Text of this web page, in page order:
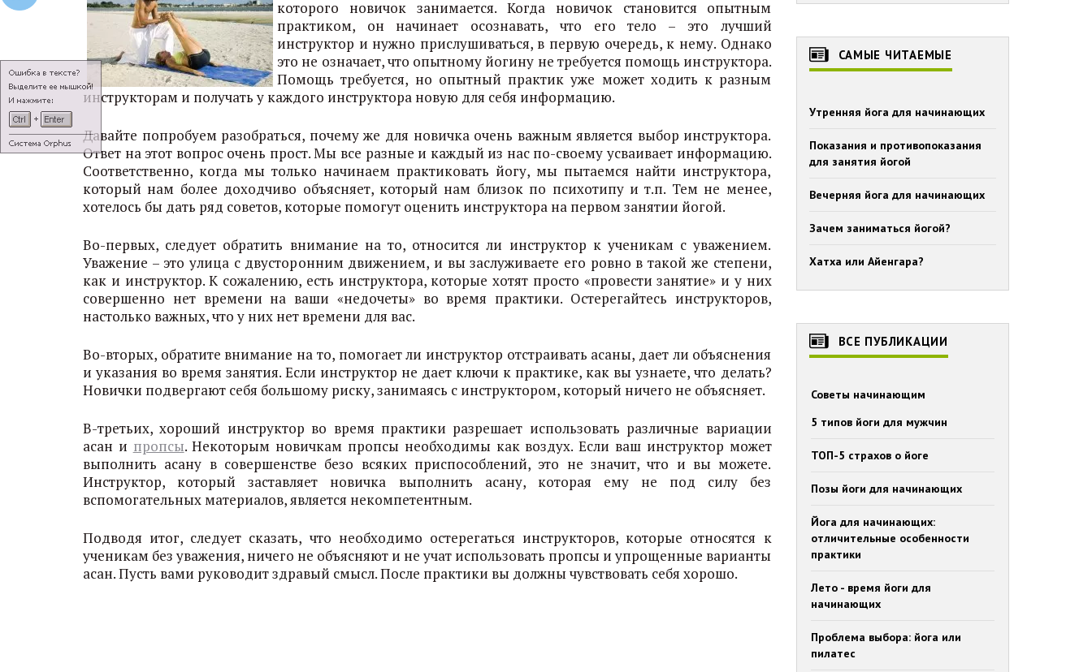
которого новичок занимается. Когда новичок становится опытным
практиком, он начинает осознавать, что его тело – это лучший
инструктор и нужно прислушиваться, в первую очередь, к нему. Однако
это не означает, что опытному йогину не требуется помощь инструктора.
Помощь требуется, но опытный практик уже может ходить к разным
инструкторам и получать у каждого инструктора новую для себя информацию.
Давайте попробуем разобраться, почему же для новичка очень важным является выбор инструктора.
Ответ на этот вопрос очень прост. Мы все разные и каждый из нас по-своему усваивает информацию.
Соответственно, когда мы только начинаем практиковать йогу, мы пытаемся найти инструктора,
который нам более доходчиво объясняет, который нам близок по психотипу и т.п. Тем не менее,
хотелось бы дать ряд советов, которые помогут оценить инструктора на первом занятии йогой.
Во-первых, следует обратить внимание на то, относится ли инструктор к ученикам с уважением.
Уважение – это улица с двусторонним движением, и вы заслуживаете его ровно в такой же степени,
как и инструктор. К сожалению, есть инструктора, которые хотят просто «провести занятие» и у них
совершенно нет времени на ваши «недочеты» во время практики. Остерегайтесь инструкторов,
настолько важных, что у них нет времени для вас.
Во-вторых, обратите внимание на то, помогает ли инструктор отстраивать асаны, дает ли объяснения
и указания во время занятия. Если инструктор не дает ключи к практике, как вы узнаете, что делать?
Новички подвергают себя большому риску, занимаясь с инструктором, который ничего не объясняет.
В-третьих, хороший инструктор во время практики разрешает использовать различные вариации
асан и пропсы. Некоторым новичкам пропсы необходимы как воздух. Если ваш инструктор может
выполнить асану в совершенстве безо всяких приспособлений, это не значит, что и вы можете.
Инструктор, который заставляет новичка выполнить асану, которая ему не под силу без
вспомогательных материалов, является некомпетентным.
Подводя итог, следует сказать, что необходимо остерегаться инструкторов, которые относятся к
ученикам без уважения, ничего не объясняют и не учат использовать пропсы и упрощенные варианты
асан. Пуcть вами руководит здравый смысл. После практики вы должны чувствовать себя хорошо.
САМЫЕ ЧИТАЕМЫЕ
Утренняя йога для начинающих
Показания и противопоказания
для занятия йогой
Вечерняя йога для начинающих
Зачем заниматься йогой?
Хатха или Айенгара?
ВСЕ ПУБЛИКАЦИИ
Советы начинающим
5 типов йоги для мужчин
ТОП-5 страхов о йоге
Позы йоги для начинающих
Йога для начинающих:
отличительные особенности
практики
Лето - время йоги для
начинающих
Проблема выбора: йога или
пилатес